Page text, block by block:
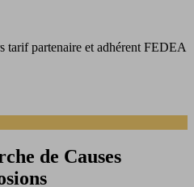
partenaire et adhérent FEDEA
de Causes